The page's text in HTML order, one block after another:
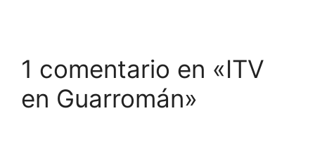
1 comentario en «ITV
en Guarromán»